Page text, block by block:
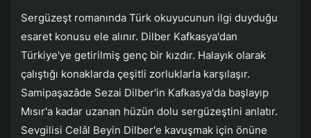
Sergüzeşt romanında Türk okuyucunun ilgi duyduğu
esaret konusu ele alınır. Dilber Kafkasya'dan
Türkiye'ye getirilmiş genç bir kızdır. Halayık olarak
çalıştığı konaklarda çeşitli zorluklarla karşılaşır.
Samipaşazâde Sezai Dilber'in Kafkasya'da başlayıp
Mısır'a kadar uzanan hüzün dolu sergüzeştini anlatır.
Sevgilisi Celâl Beyin Dilber'e kavuşmak için önüne